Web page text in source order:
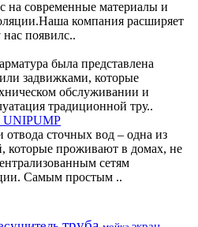
на современные материалы и
компания расширяет
появилс..
была представлена
задвижками, которые
обслуживании и
традиционной тру..
UNIPUMP
сточных вод – одна из
которые проживают в домах, не
сетям
Самым простым ..